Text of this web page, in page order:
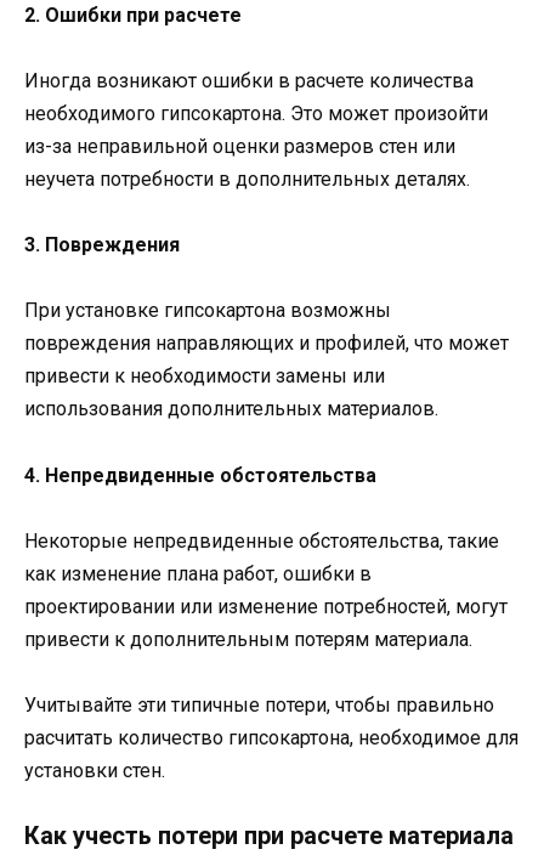
2. Ошибки при расчете
Иногда возникают ошибки в расчете количества
необходимого гипсокартона. Это может произойти
из-за неправильной оценки размеров стен или
неучета потребности в дополнительных деталях.
3. Повреждения
При установке гипсокартона возможны
повреждения направляющих и профилей, что может
привести к необходимости замены или
использования дополнительных материалов.
4. Непредвиденные обстоятельства
Некоторые непредвиденные обстоятельства, такие
как изменение плана работ, ошибки в
проектировании или изменение потребностей, могут
привести к дополнительным потерям материала.
Учитывайте эти типичные потери, чтобы правильно
расчитать количество гипсокартона, необходимое для
установки стен.
Как учесть потери при расчете материала